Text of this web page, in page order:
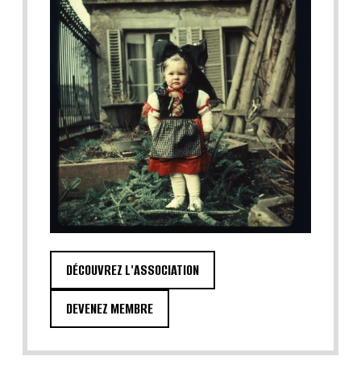
DÉCOUVREZ L'ASSOCIATION
DEVENEZ MEMBRE